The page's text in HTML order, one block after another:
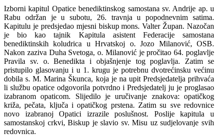
Izborni kapitul Opatice benediktinskog samostana sv. Andrije ap. u
Rabu održan je u subotu, 26. travnja u popodnevnim satima.
Kapitulu je predsjedao mjesni biskup mons. Valter Župan. Nazočan
je bio kao tajnik Kapitula asistent Federacije samostana
benediktinskih koludrica u Hrvatskoj o. Jozo Milanović, OSB.
Nakon zaziva Duha Svetoga, o. Milanović je pročitao 64. poglavlje
Pravila sv. o. Benedikta i objašnjenje tog poglavlja. Zatim se
pristupilo glasovanju i u 1. krugu je potrebnu dvotrećinsku većinu
dobila s. M. Marina Škunca, koja je na upit Predsjedatelja prihvaća
li službu opatice odgovorila potvrdno i Predsjedatelj ju je proglasao
izabranom opaticom. Slijedilo je uručivanje znakova: opatičkog
križa, pečata, ključa i opatičkog prstena. Zatim su sve redovnice
novo izabranoj Opatici izrazile poslušnost. Poslije kapitula u
samostanskoj crkvi, Biskup je slavio sv. Misu uz sudjelovanje svih
redovnica.